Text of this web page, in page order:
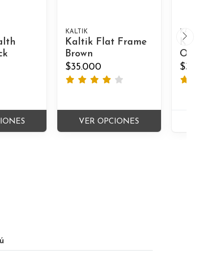
KALTIK
Kaltik Flat Frame
Brown
$35.000
VER OPCIONES
KALTIK
Kaltik